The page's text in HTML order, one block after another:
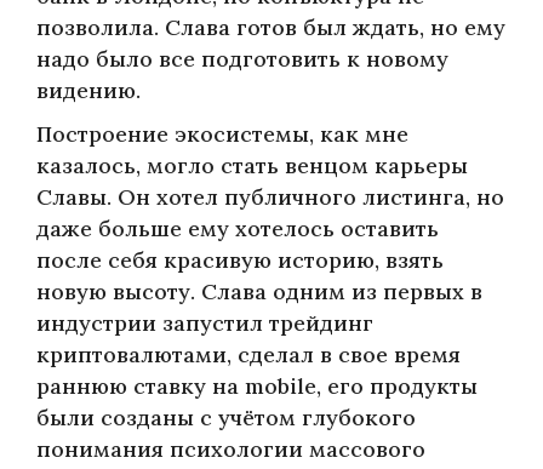
позволила. Слава готов был ждать, но ему
надо было все подготовить к новому
видению.
Построение экосистемы, как мне
казалось, могло стать венцом карьеры
Славы. Он хотел публичного листинга, но
даже больше ему хотелось оставить
после себя красивую историю, взять
новую высоту. Слава одним из первых в
индустрии запустил трейдинг
криптовалютами, сделал в свое время
раннюю ставку на mobile, его продукты
были созданы с учётом глубокого
понимания психологии массового